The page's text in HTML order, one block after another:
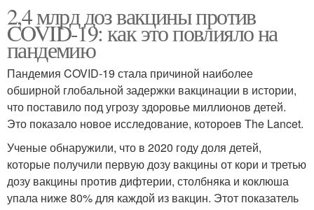
2,4 млрд доз вакцины против
COVID-19: как это повлияло на
пандемию
Пандемия COVID-19 стала причиной наиболее
обширной глобальной задержки вакцинации в истории,
что поставило под угрозу здоровье миллионов детей.
Это показало новое исследование, котороев The Lancet.
Ученые обнаружили, что в 2020 году доля детей,
которые получили первую дозу вакцины от кори и третью
дозу вакцины против дифтерии, столбняка и коклюша
упала ниже 80% для каждой из вакцин. Этот показатель